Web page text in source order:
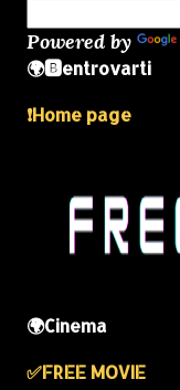
Powered by
🌍🅱️entrovarti
❗️Home page
🌍Cinema
✅️FREE MOVIE